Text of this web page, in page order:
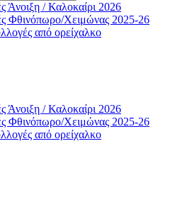
Άνοιξη / Καλοκαίρι 2026
Φθινόπωρο/Χειμώνας 2025-26
από ορείχαλκο
Άνοιξη / Καλοκαίρι 2026
Φθινόπωρο/Χειμώνας 2025-26
από ορείχαλκο